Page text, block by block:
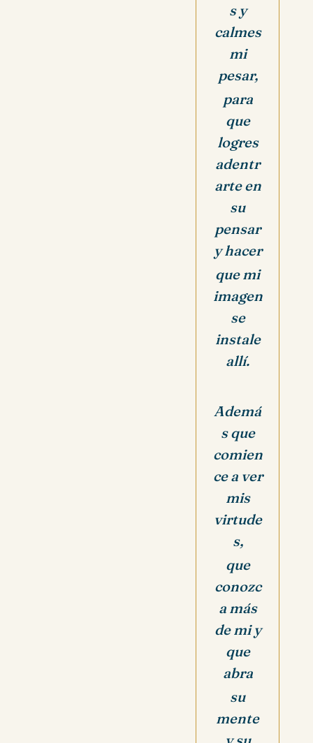
s y
calmes
mi
pesar,
para
que
logres
adentr
arte en
su
pensar
y hacer
que mi
imagen
se
instale
allí.
Ademá
s que
comien
ce a ver
mis
virtude
s,
que
conozc
a más
de mi y
que
abra
su
mente